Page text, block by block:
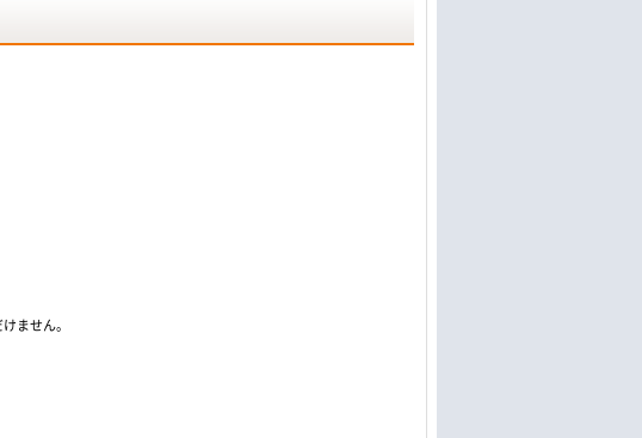
ません。